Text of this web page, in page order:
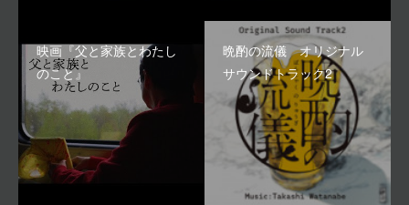
映画『父と家族とわたし
のこと』
晩酌の流儀 オリジナル
サウンドトラック2